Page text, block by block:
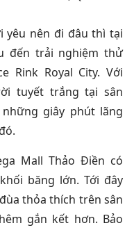
yêu nên đi đâu thì tại
đến trải nghiệm thử
Rink Royal City. Với
tuyết trắng tại sân
giây phút lãng
Mall Thảo Điền có
băng lớn. Tới đây
thỏa thích trên sân
gắn kết hơn. Bảo